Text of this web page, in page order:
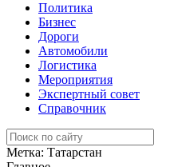
Политика
Бизнес
Дороги
Автомобили
Логистика
Мероприятия
Экспертный совет
Справочник
Метка: Татарстан